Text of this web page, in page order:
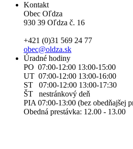
Kontakt
Obec Oľdza
930 39 Oľdza č. 16
+421 (0)31 569 24 77
obec@oldza.sk
Úradné hodiny
PO 07:00-12:00 13:00-15:00
UT 07:00-12:00 13:00-16:00
ST 07:00-12:00 13:00-17:30
ŠT nestránkový deň
PIA 07:00-13:00 (bez obedňajšej
Obedná prestávka: 12.00 - 13.00